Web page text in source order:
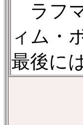
ラフ
ィム・
最後に